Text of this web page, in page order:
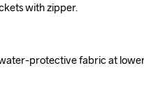
with zipper.
protective fabric at
with zipper.
protective fabric at